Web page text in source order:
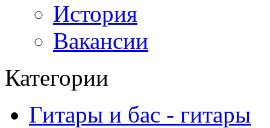
История
Вакансии
Категории
Гитары и бас - гитары